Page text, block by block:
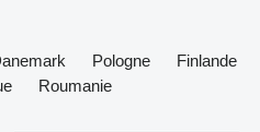
Pologne
Finlande
Roumanie